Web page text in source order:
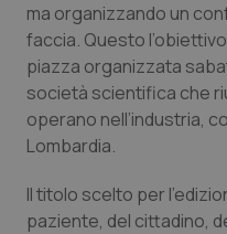
Campania
Emilia-Romagna
Friuli Venezia Giulia
Lazio
Car-T
Colesterolo &
Dermatite Atopica
Diabete &
ma organizzando un
faccia. Questo
piazza organizzata
società scientifica che
operano nell’industria,
Lombardia.
Il titolo scelto per
paziente, del cittadino,